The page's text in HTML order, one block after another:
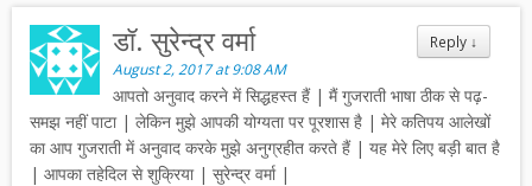
Reply ↓
डॉ. सुरेन्द्र वर्मा
August 2, 2017 at 9:08 AM
आपतो अनुवाद करने में सिद्धहस्त हैं | मैं गुजराती भाषा ठीक से पढ़-
समझ नहीं पाटा | लेकिन मुझे आपकी योग्यता पर पूरशास है | मेरे कतिपय आलेखों
का आप गुजराती में अनुवाद करके मुझे अनुग्रहीत करते हैं | यह मेरे लिए बड़ी बात है
| आपका तहेदिल से शुक्रिया | सुरेन्द्र वर्मा |